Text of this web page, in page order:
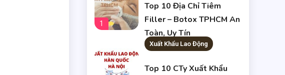
1
Top 10 Địa Chỉ Tiêm
Filler – Botox TPHCM An
Toàn, Uy Tín
Xuất Khẩu Lao Động
Top 10 CTy Xuất Khẩu